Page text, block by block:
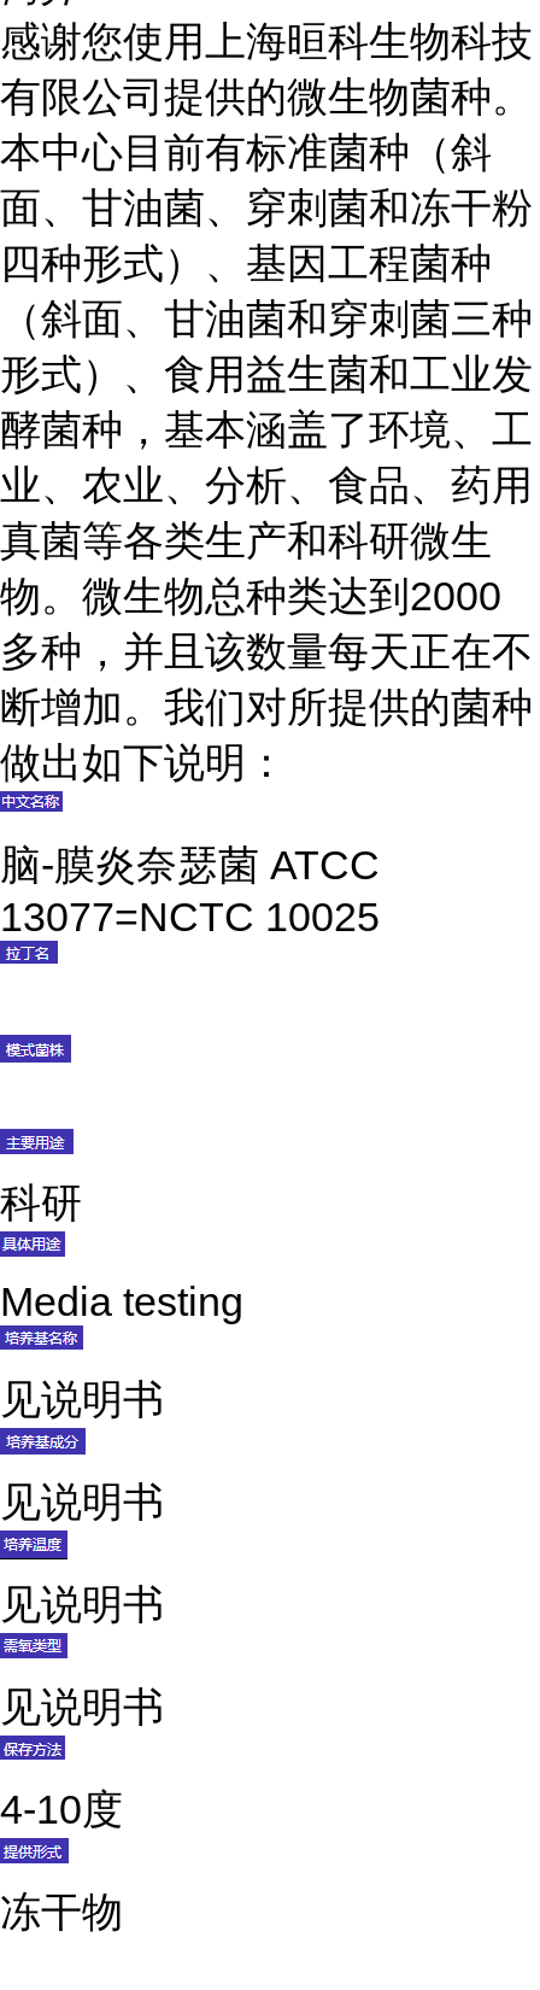
感谢您使用上海晅科生物科技
有限公司提供的微生物菌种。
本中心目前有标准菌种（斜
面、甘油菌、穿刺菌和冻干粉
四种形式）、基因工程菌种
（斜面、甘油菌和穿刺菌三种
形式）、食用益生菌和工业发
酵菌种，基本涵盖了环境、工
业、农业、分析、食品、药用
真菌等各类生产和科研微生
物。微生物总种类达到2000
多种，并且该数量每天正在不
断增加。我们对所提供的菌种
做出如下说明：
脑-膜炎奈瑟菌 ATCC
13077=NCTC 10025
科研
Media testing
见说明书
见说明书
见说明书
见说明书
4-10度
冻干物